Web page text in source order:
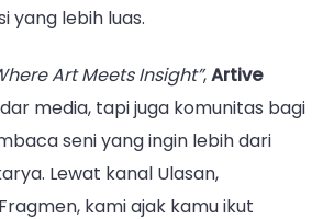
yang lebih luas.
Art Meets Insight”,Artive
media, tapi juga komunitas bagi
seni yang ingin lebih dari
Lewat kanal Ulasan,
kami ajak kamu ikut